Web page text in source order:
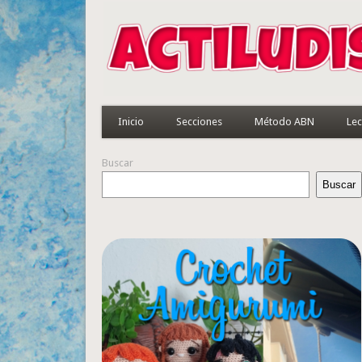
Inicio Secciones Método ABN
Buscar
Buscar